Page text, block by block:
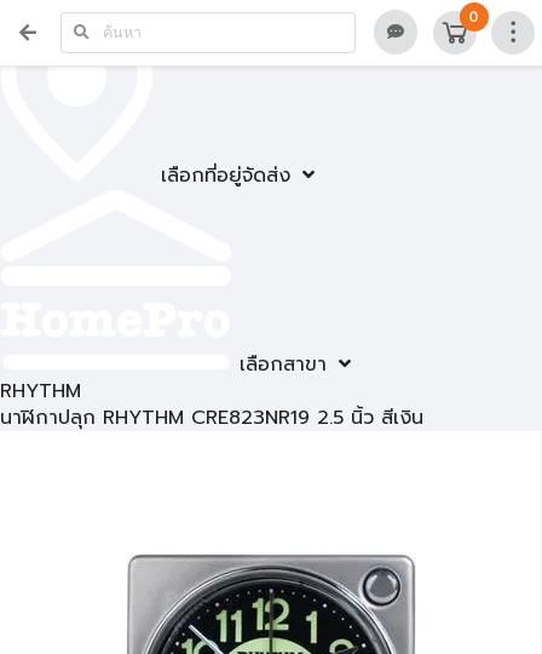
เลือกที่อยู่จัดส่ง
เลือกสาขา
0
RHYTHM
นาฬิกาปลุก RHYTHM CRE823NR19 2.5 นิ้ว สีเงิน